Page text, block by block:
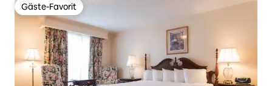
Gäste-Favorit
Gäste-Favorit